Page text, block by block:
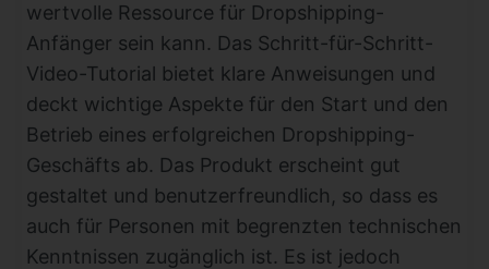
wertvolle Ressource für Dropshipping-
Anfänger sein kann. Das Schritt-für-Schritt-
Video-Tutorial bietet klare Anweisungen und
deckt wichtige Aspekte für den Start und den
Betrieb eines erfolgreichen Dropshipping-
Geschäfts ab. Das Produkt erscheint gut
gestaltet und benutzerfreundlich, so dass es
auch für Personen mit begrenzten technischen
Kenntnissen zugänglich ist. Es ist jedoch